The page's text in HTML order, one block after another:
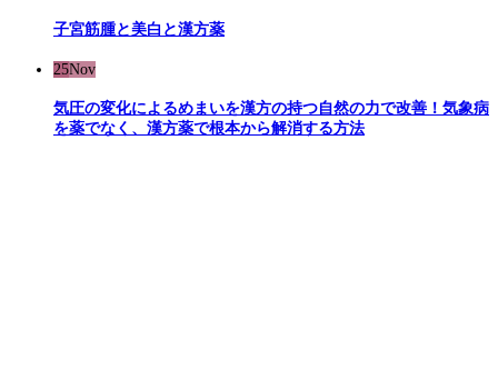
子宮筋腫と美白と漢方薬
25Nov
気圧の変化によるめまいを漢方の持つ自然の力で改善！気象病
を薬でなく、漢方薬で根本から解消する方法